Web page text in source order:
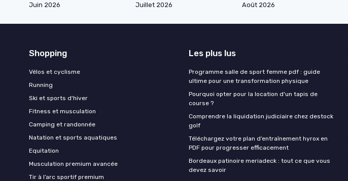
Juin 2026
Juillet 2026 Août 2026
Shopping
Vélos et cyclisme
Running
Ski et sports d'hiver
Fitness et musculation
Camping et randonnée
Natation et sports aquatiques
Equitation
Musculation premium avancée
Tir à l’arc sportif premium
Les plus lus
Programme salle de sport femme pdf : guide
ultime pour une transformation physique
Pourquoi opter pour la location d'un tapis de
course ?
Comprendre la liquidation judiciaire chez destock
golf
Téléchargez votre plan d’entraînement hyrox en
PDF pour progresser efficacement
Bordeaux patinoire meriadeck : tout ce que vous
devez savoir